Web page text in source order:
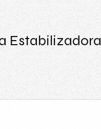
Estabilizadora